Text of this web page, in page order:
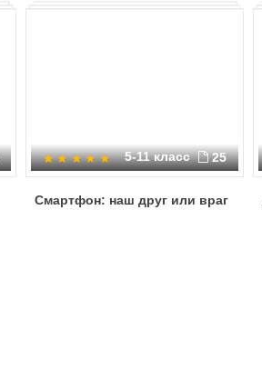
5-11 класс 25
Смартфон: наш друг или враг